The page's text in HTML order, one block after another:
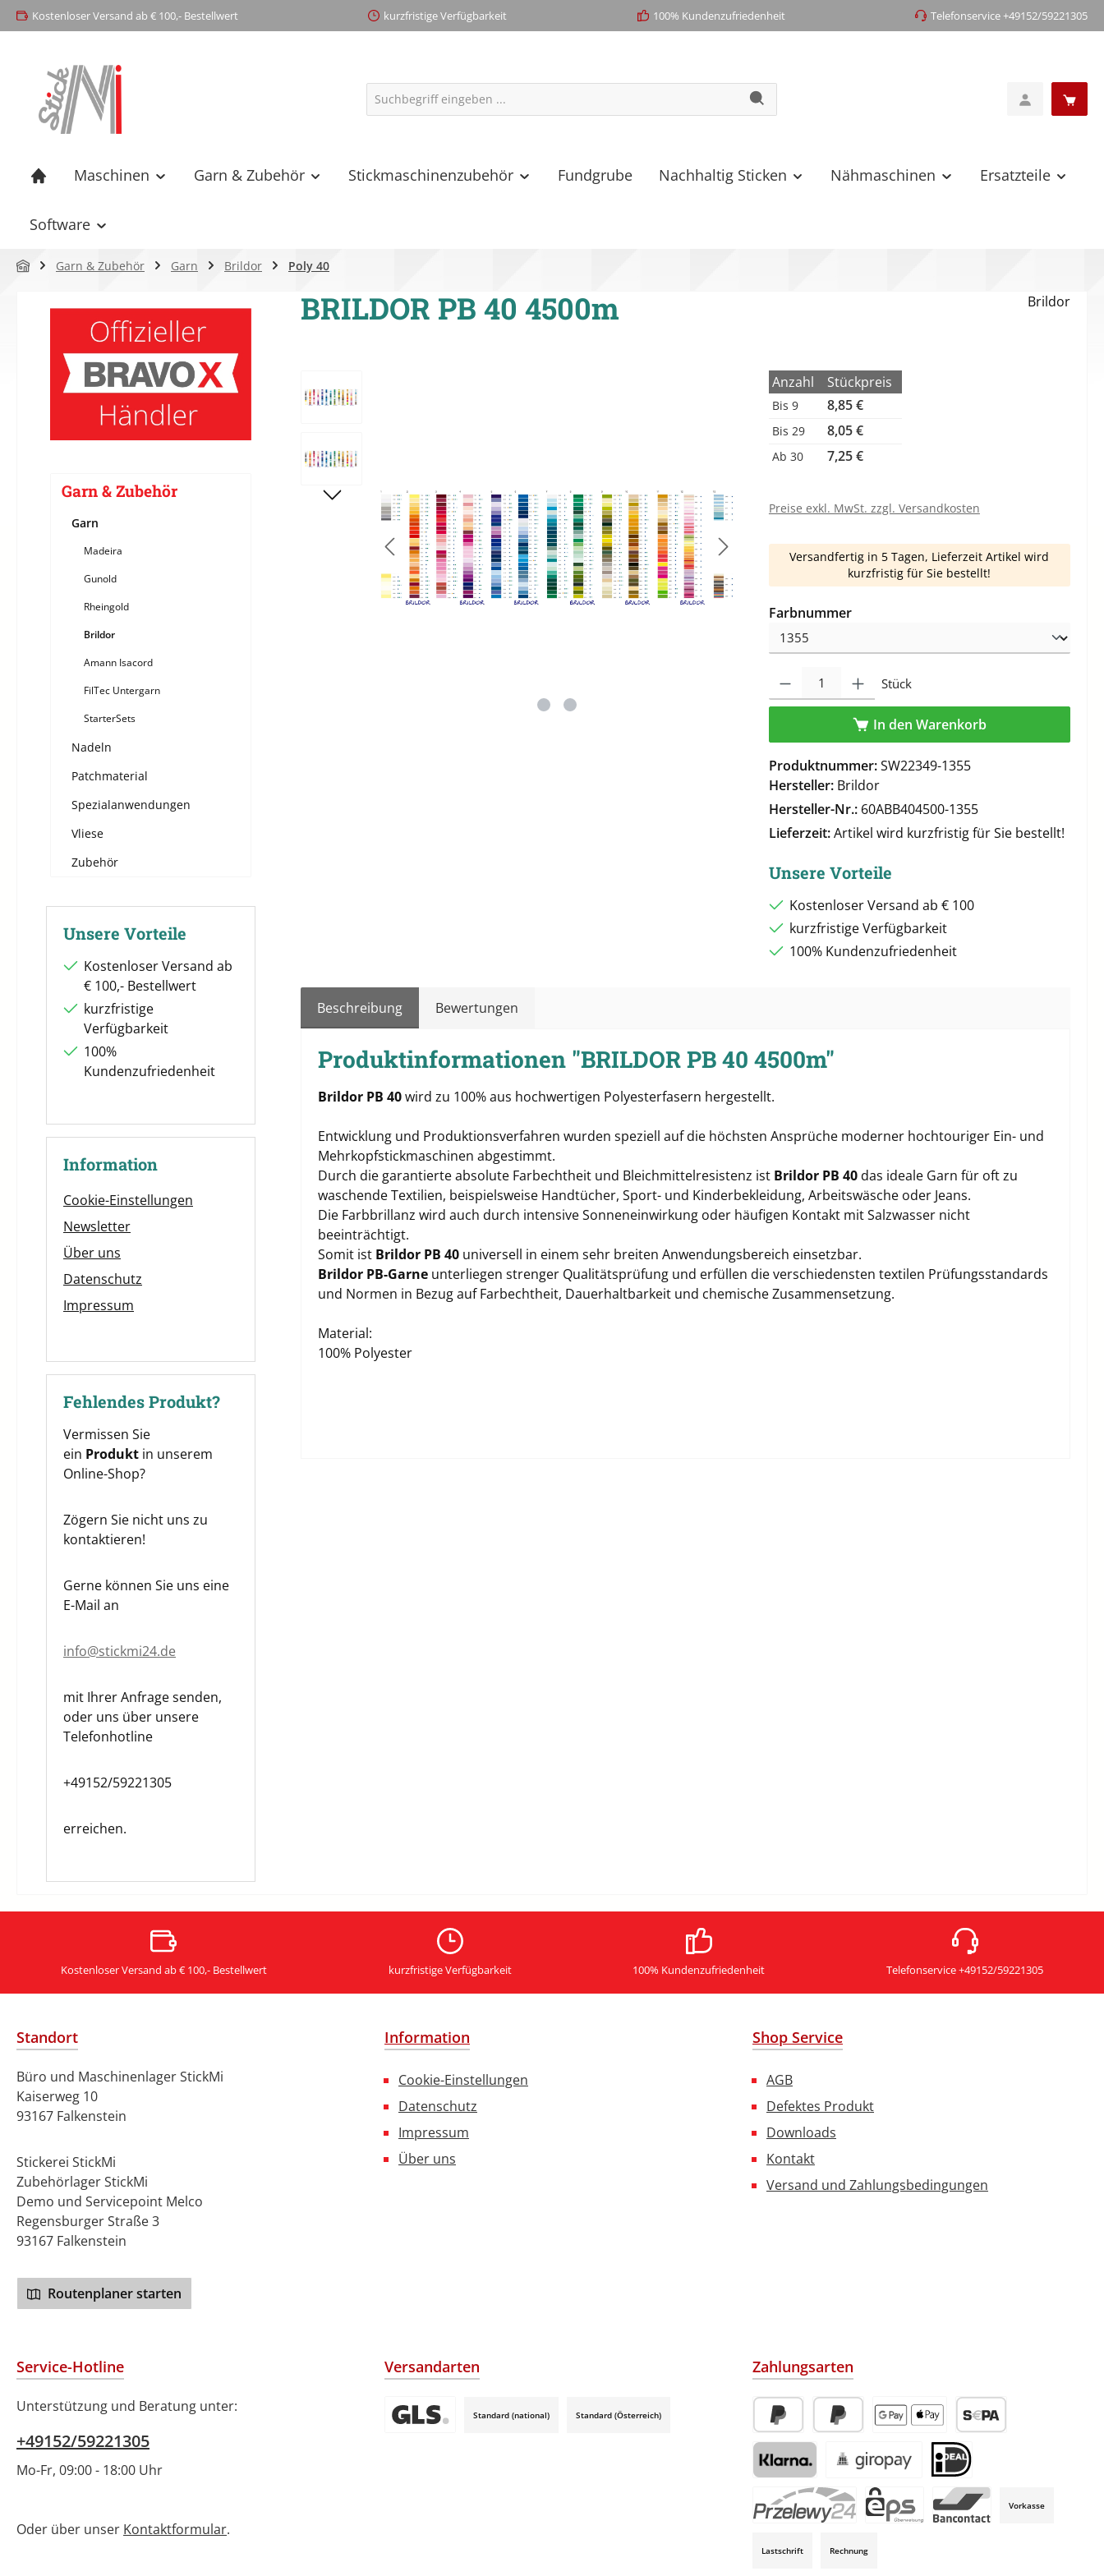
Zur Hauptnavigation springen
Kostenloser Versand ab € 100,- Bestellwert kurzfristige Verfügbarkeit 100% Kundenzufriedenheit Telefonservice +49152/59221305
Maschinen Garn & Zubehör Stickmaschinenzubehör Fundgrube Nachhaltig Sticken Nähmaschinen Ersatzteile
Software
Garn & Zubehör Garn Brildor Poly 40
Garn & Zubehör
Garn
Madeira
Gunold
Rheingold
Brildor
Amann Isacord
FilTec Untergarn
StarterSets
Nadeln
Patchmaterial
Spezialanwendungen
Vliese
Zubehör
Unsere Vorteile
Kostenloser Versand ab
€ 100,- Bestellwert
kurzfristige
Verfügbarkeit
100%
Kundenzufriedenheit
Information
Cookie-Einstellungen
Newsletter
Über uns
Datenschutz
Impressum
Fehlendes Produkt?
Vermissen Sie
ein Produkt in unserem
Online-Shop?
Zögern Sie nicht uns zu
kontaktieren!
Gerne können Sie uns eine
E-Mail an
info@stickmi24.de
mit Ihrer Anfrage senden,
oder uns über unsere
Telefonhotline
+49152/59221305
erreichen.
BRILDOR PB 40 4500m Brildor
Anzahl Stückpreis
Bis 9 8,85 €
Bis 29 8,05 €
Ab 30 7,25 €
Preise exkl. MwSt. zzgl. Versandkosten
Versandfertig in 5 Tagen, Lieferzeit Artikel wird
kurzfristig für Sie bestellt!
Farbnummerauswählen
Stück
In den Warenkorb
Produktnummer:SW22349-1355
Hersteller: Brildor
Hersteller-Nr.: 60ABB404500-1355
Lieferzeit:Artikel wird kurzfristig für Sie bestellt!
Unsere Vorteile
Kostenloser Versand ab € 100
kurzfristige Verfügbarkeit
100% Kundenzufriedenheit
Beschreibung Bewertungen
Produktinformationen "BRILDOR PB 40 4500m"
Brildor PB 40wird zu 100% aus hochwertigen Polyesterfasern hergestellt.
Entwicklung und Produktionsverfahren wurden speziell auf die höchsten Ansprüche moderner hochtouriger Ein- und
Mehrkopfstickmaschinen abgestimmt.
Durch die garantierte absolute Farbechtheit und Bleichmittelresistenz ist Brildor PB 40 das ideale Garn für oft zu
waschende Textilien, beispielsweise Handtücher, Sport- und Kinderbekleidung, Arbeitswäsche oder Jeans.
Die Farbbrillanz wird auch durch intensive Sonneneinwirkung oder häufigen Kontakt mit Salzwasser nicht
beeinträchtigt.
Somit ist Brildor PB 40 universell in einem sehr breiten Anwendungsbereich einsetzbar.
Brildor PB-Garne unterliegen strenger Qualitätsprüfung und erfüllen die verschiedensten textilen Prüfungsstandards
und Normen in Bezug auf Farbechtheit, Dauerhaltbarkeit und chemische Zusammensetzung.
Material:
100% Polyester
Kostenloser Versand ab € 100,- Bestellwert kurzfristige Verfügbarkeit 100% Kundenzufriedenheit Telefonservice +49152/59221305
Standort
Büro und Maschinenlager StickMi
Kaiserweg 10
93167 Falkenstein
Stickerei StickMi
Zubehörlager StickMi
Demo und Servicepoint Melco
Regensburger Straße 3
93167 Falkenstein
Routenplaner starten
Information
Cookie-Einstellungen
Datenschutz
Impressum
Über uns
Shop Service
AGB
Defektes Produkt
Downloads
Kontakt
Versand und Zahlungsbedingungen
Service-Hotline
Unterstützung und Beratung unter:
+49152/59221305
Mo-Fr, 09:00 - 18:00 Uhr
Oder über unser Kontaktformular.
Versandarten
Standard (national) Standard (Österreich)
Zahlungsarten
PayPal Später BezahlenApple Pay / Google Pay (via Stripe)
SEPA-Lastschrift (via
Klarna (via Stripe)Giropay (via Stripe) iDeal (via Stripe)
Vorkasse
Lastschrift Rechnung